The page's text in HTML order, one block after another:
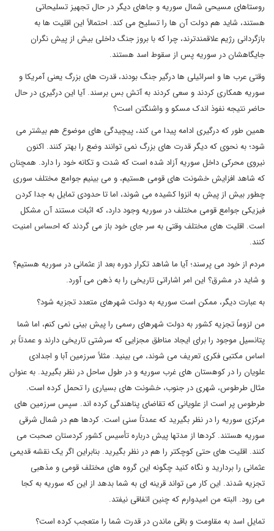
روستاهای مسیحی شمال سوریه و جاهای دیگر در حال تجهیز تسلیحاتی
هستند، شاید هم دولت آن ها را تسلیح می کند. احتمالاً این اقلیت ها به
بازگردانی رژیم علاقمندترند، چرا که با بروز جنگ داخلی بیش از پیش نگران
جایگاهشان در سوریه پس از سقوط اسد هستند.
وقتی عرب ها و اسرائیلی ها درگیر جنگ بودند، قدرت های بزرگ یعنی آمریکا و
سوریه همکاری کردند و سعی کردند به آتش بس برسند. آیا این درگیری در حال
حاضر نتیجه نفوذ اندک مسکو و واشنگتن است؟
همین طور که درگیری ادامه پیدا می کند، پیچیدگی های موضوع هم بیشتر می
شود؛ به نحوی که دیگر قدرت های بزرگ نمی توانند وضع را بهتر کنند. اکنون
نیروی محرکی داخل سوریه آزاد شده است که شدت و تکانه خود را دارد. همچنان
که شاهد افزایش خشونت های قومی هستیم، و می بینیم جوامع مختلف سوری
چطور بیش از پیش به انزوا کشیده می شوند، اما تا حدودی تمایل به جدا کردن
فیزیکی جوامع قومی مختلف در سوریه وجود دارد، که اثبات مستند آن مشکل
است. اقلیت های مختلف وقتی به سر جای خود باز می گردند که احساس امنیت
کنند.
مردم از خود می پرسند؛ آیا ما شاهد تکرار دوره بعد از عثمانی در سوریه هستیم؟
و شاید در مشرق؟ این امر اشاراتی تاریخی را به ذهن می آورد.
به عبارت دیگر، ممکن است سوریه به دولت شهرهای متعدد تجزیه شود؟
من لزوماً تجزیه کشور به دولت شهرهای رسمی را پیش بینی نمی کنم، اما شما
پتانسیل موجود را برای ایجاد مناطق مجزایی که سرشتی تاریخی دارند و عمدتاً بر
اساس مکتبی فکری تعریف می شوند، می بینید. مثلاً سرزمین آبا و اجدادی
علویان را در کوهستان های غرب سوریه و در طول ساحل در نظر بگیرید. به عنوان
مثال طرطوس، شهری در جنوب، خشونت های بسیاری را تحمل کرده است.
طرطوس پر است از علویانی که تقاضای پناهندگی کرده اند. سپس سرزمین های
مرکزی سوریه را در نظر بگیرید که عمدتاً سنی است. کردها هم در شمال شرقی
سوریه هستند. کردها از مدتها پیش درباره تأسیس کشور کردستان صحبت می
کنند. اقلیت های حتی کوچکتر را هم در نظر بگیرید. بنابراین اگر یک نقشه قدیمی
عثمانی را بردارید و نگاه کنید چگونه این گروه های مختلف قومی و مذهبی
تجزیه شدند. این کار می تواند قرینه ای به شما بدهد از این که سوریه به کجا
می رود. البته من امیدوارم که چنین اتفاقی نیفتد.
تمایل اسد به مقاومت و باقی ماندن در قدرت شما را متعجب کرده است؟